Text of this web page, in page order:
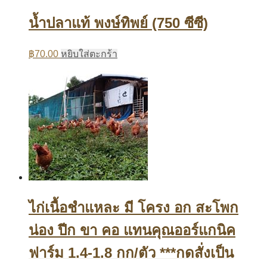
น้ำปลาแท้ พงษ์ทิพย์ (750 ซีซี)
฿70.00 หยิบใส่ตะกร้า
ไก่เนื้อชำแหละ มี โครง อก สะโพก
น่อง ปีก ขา คอ แทนคุณออร์แกนิค
ฟาร์ม 1.4-1.8 กก/ตัว ***กดสั่งเป็น